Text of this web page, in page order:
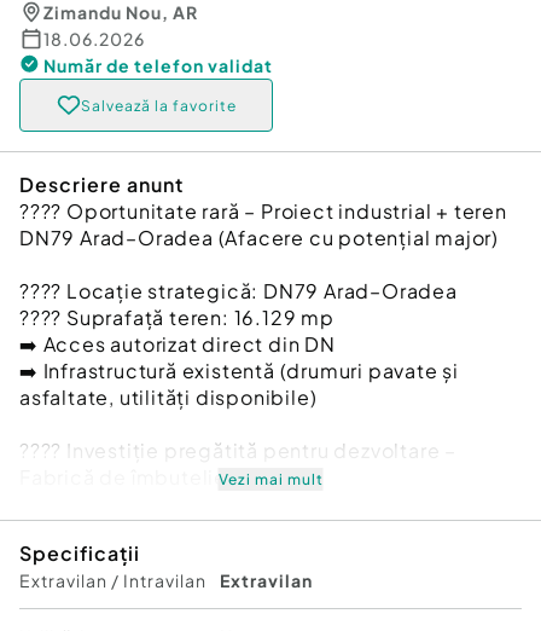
Zimandu Nou, AR
18.06.2026
Număr de telefon validat
Salvează la favorite
Descriere anunt
???? Oportunitate rară – Proiect industrial + teren
DN79 Arad–Oradea (Afacere cu potențial major)
???? Locație strategică: DN79 Arad–Oradea
???? Suprafață teren: 16.129 mp
➡️ Acces autorizat direct din DN
➡️ Infrastructură existentă (drumuri pavate și
asfaltate, utilități disponibile)
???? Investiție pregătită pentru dezvoltare –
Fabrică de îmbuteliere apă
fabrică de apă plată și carbogazoasă, bazat pe o
resursă de apă sigură, documentată și
exploatabilă pe termen lung – elementul cheie
Vezi mai mult
Specificații
Extravilan / Intravilan Extravilan